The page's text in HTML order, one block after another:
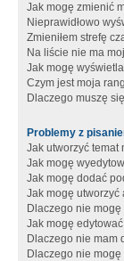
Jak mogę zmienić
Nieprawidłowo
Zmieniłem strefę
Na liście nie ma
Jak mogę
Czym jest moja
Dlaczego muszę
Problemy z
Jak utworzyć temat
Jak mogę
Jak mogę dodać
Jak mogę utworzyć
Dlaczego nie
Jak mogę
Dlaczego nie mam
Dlaczego nie